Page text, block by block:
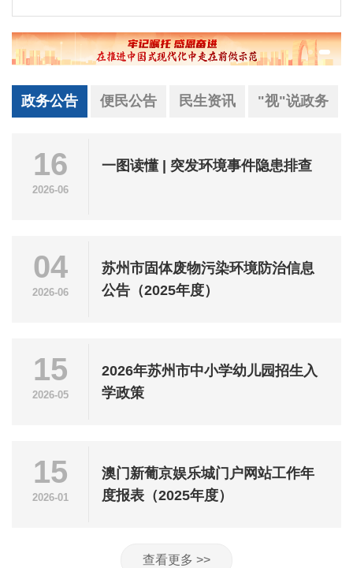
政务公告 便民公告 民生资讯 "视"说政务
16
2026-06
一图读懂 | 突发环境事件隐患排查
04
2026-06
苏州市固体废物污染环境防治信息
公告（2025年度）
15
2026-05
2026年苏州市中小学幼儿园招生入
学政策
15
2026-01
澳门新葡京娱乐城门户网站工作年
度报表（2025年度）
查看更多 >>